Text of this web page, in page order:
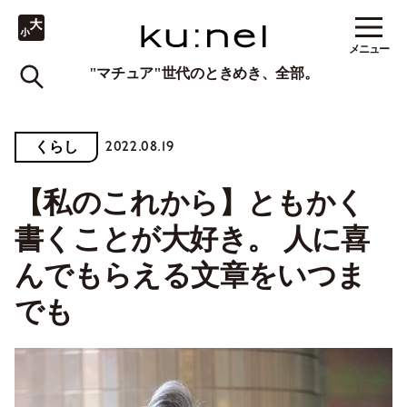
"マチュア"世代のときめき、全部。
メニュー
くらし 2022.08.19
【私のこれから】ともかく
書くことが大好き。 人に喜
んでもらえる文章をいつま
でも